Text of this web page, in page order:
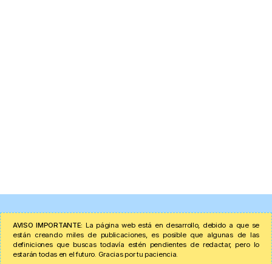
AVISO IMPORTANTE: La página web está en desarrollo, debido a que se
están creando miles de publicaciones, es posible que algunas de las
definiciones que buscas todavía estén pendientes de redactar, pero lo
estarán todas en el futuro. Gracias por tu paciencia.